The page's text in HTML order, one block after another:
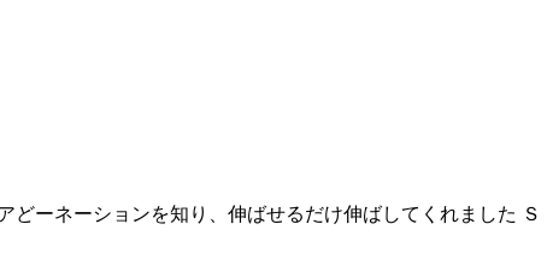
ーネーションを知り、伸ばせるだけ伸ばしてくれました Ｓ